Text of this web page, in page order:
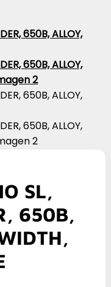
SL,
650B,